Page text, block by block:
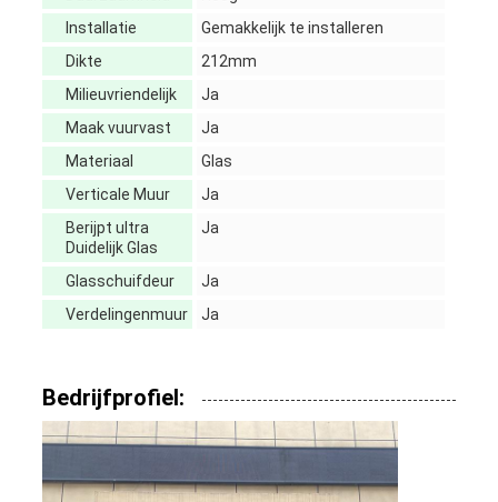
Installatie
Gemakkelijk te installeren
Dikte
212mm
Milieuvriendelijk
Ja
Maak vuurvast
Ja
Materiaal
Glas
Verticale Muur
Ja
Berijpt ultra
Duidelijk Glas
Ja
Glasschuifdeur
Ja
Verdelingenmuur
Ja
Bedrijfprofiel: